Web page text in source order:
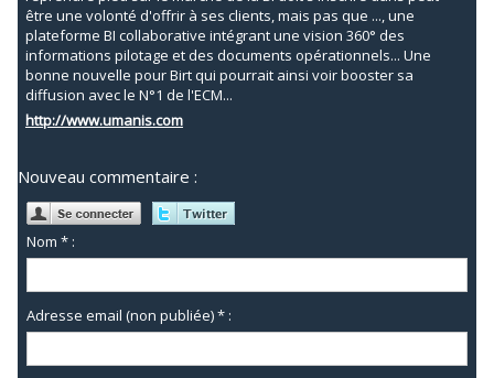
être une volonté d'offrir à ses clients, mais pas que ..., une
plateforme BI collaborative intégrant une vision 360° des
informations pilotage et des documents opérationnels... Une
bonne nouvelle pour Birt qui pourrait ainsi voir booster sa
diffusion avec le N°1 de l'ECM...
http://www.umanis.com
Nouveau commentaire :
Nom * :
Adresse email (non publiée) * :